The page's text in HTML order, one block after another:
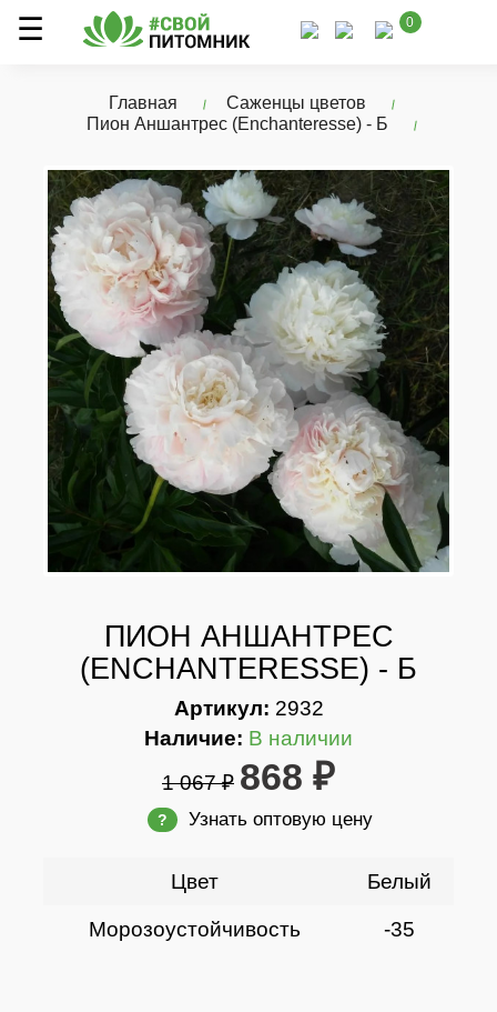
0
Главная
Саженцы цветов
Пион Аншантрес (Enchanteresse) - Б
ПИОН АНШАНТРЕС
(ENCHANTERESSE) - Б
Артикул: 2932
Наличие: В наличии
1 067 ₽ 868 ₽
? Узнать оптовую цену
Цвет Белый
Морозоустойчивость -35